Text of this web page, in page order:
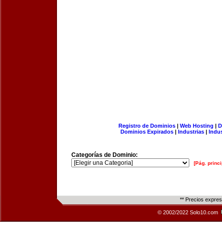
Registro de Dominios| Web Hosting |
Dominios Expirados | Industrias |
Categorías de Dominio:
[Pág.
** Precios
© 2002/2022 Solo10.com